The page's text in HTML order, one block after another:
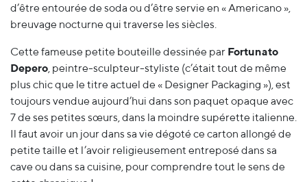
d’être entourée de soda ou d’être servie en « Americano »,
breuvage nocturne qui traverse les siècles.
Cette fameuse petite bouteille dessinée par Fortunato
Depero , peintre-sculpteur-styliste (c’était tout de même
plus chic que le titre actuel de « Designer Packaging »), est
toujours vendue aujourd’hui dans son paquet opaque avec
7 de ses petites sœurs, dans la moindre supérette italienne.
Il faut avoir un jour dans sa vie dégoté ce carton allongé de
petite taille et l’avoir religieusement entreposé dans sa
cave ou dans sa cuisine, pour comprendre tout le sens de